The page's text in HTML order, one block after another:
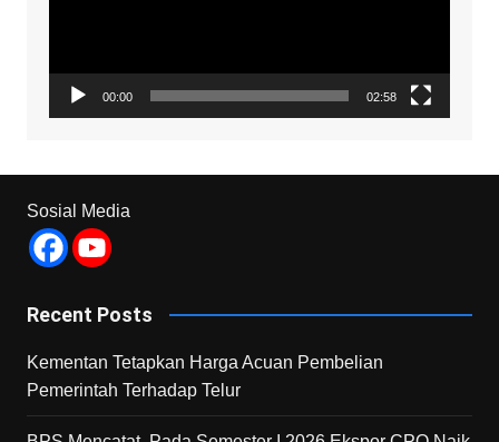
00:00 02:58
Sosial Media
Recent Posts
Kementan Tetapkan Harga Acuan Pembelian
Pemerintah Terhadap Telur